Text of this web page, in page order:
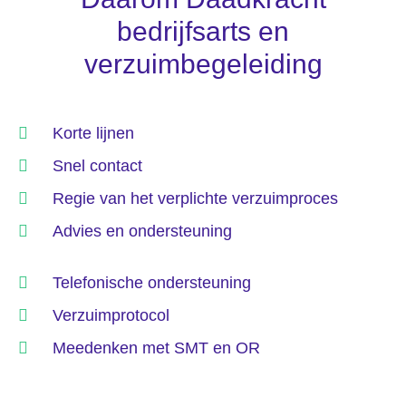
bedrijfsarts en
verzuimbegeleiding
Korte lijnen
Snel contact
Regie van het verplichte verzuimproces
Advies en ondersteuning
Telefonische ondersteuning
Verzuimprotocol
Meedenken met SMT en OR